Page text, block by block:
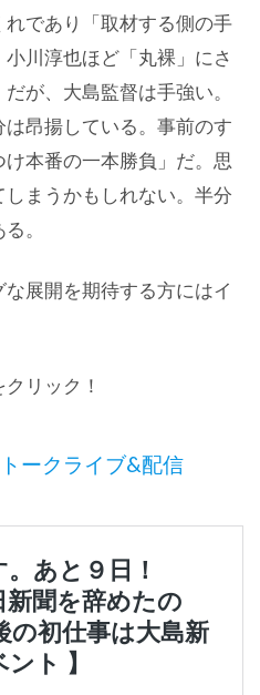
であり「取材する側の手
川淳也ほど「丸裸」にさ
が、大島監督は手強い。
昂揚している。事前のす
本番の一本勝負」だ。思
まうかもしれない。半分
。
展開を期待する方にはイ
リック！
ークライブ&配信